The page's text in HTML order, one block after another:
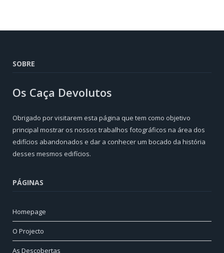
SOBRE
Os Caça Devolutos
Obrigado por visitarem esta página que tem como objetivo
principal mostrar os nossos trabalhos fotográficos na área dos
edifícios abandonados e dar a conhecer um bocado da história
desses mesmos edifícios.
PÁGINAS
Homepage
O Projecto
As Descobertas